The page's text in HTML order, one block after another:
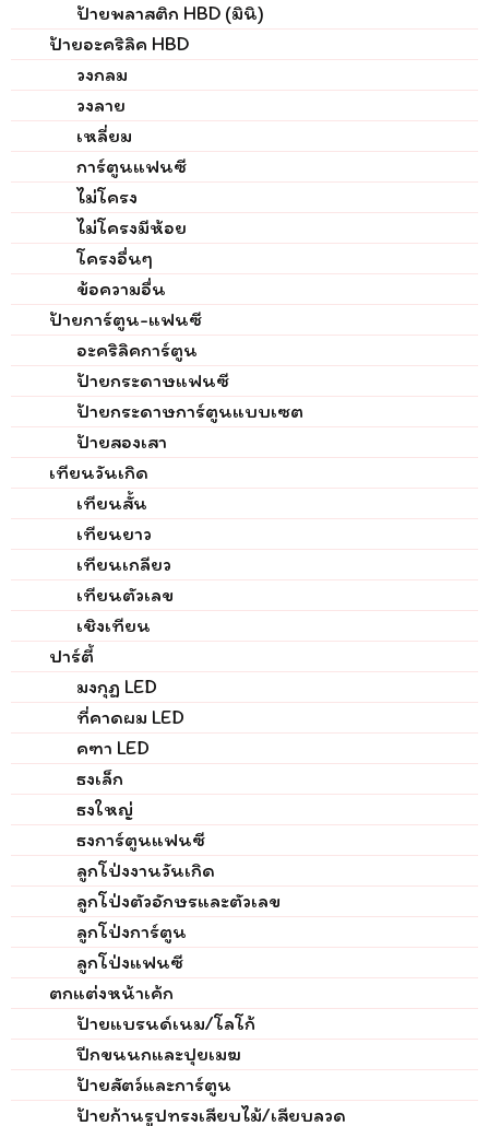
ป้ายพลาสติก HBD (มินิ)
ป้ายอะคริลิค HBD
วงกลม
วงลาย
เหลี่ยม
การ์ตูนแฟนซี
ไม่โครง
ไม่โครงมีห้อย
โครงอื่นๆ
ข้อความอื่น
ป้ายการ์ตูน-แฟนซี
อะคริลิคการ์ตูน
ป้ายกระดาษแฟนซี
ป้ายกระดาษการ์ตูนแบบเซต
ป้ายสองเสา
เทียนวันเกิด
เทียนสั้น
เทียนยาว
เทียนเกลียว
เทียนตัวเลข
เชิงเทียน
ปาร์ตี้
มงกุฏ LED
ที่คาดผม LED
คฑา LED
ธงเล็ก
ธงใหญ่
ธงการ์ตูนแฟนซี
ลูกโป่งงานวันเกิด
ลูกโป่งตัวอักษรและตัวเลข
ลูกโป่งการ์ตูน
ลูกโป่งแฟนซี
ตกแต่งหน้าเค้ก
ป้ายแบรนด์เนม/โลโก้
ปีกขนนกและปุยเมฆ
ป้ายสัตว์และการ์ตูน
ป้ายก้านรูปทรงเสียบไม้/เสียบลวด